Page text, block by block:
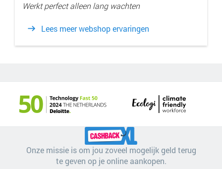
Werkt perfect alleen lang wachten
Lees meer webshop ervaringen
Onze missie is om jou zoveel mogelijk geld terug
te geven op je online aankopen.